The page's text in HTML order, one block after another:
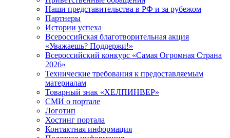
Наши представительства в РФ и за рубежом
Партнеры
Истории успеха
Всероссийская благотворительная акция
«Уважаешь? Поддержи!»
Всероссийский конкурс «Самая Огромная Страна
2026»
Технические требования к предоставляемым
материалам
Товарный знак «ХЕЛПИНВЕР»
СМИ о портале
Логотип
Хостинг портала
Контактная информация